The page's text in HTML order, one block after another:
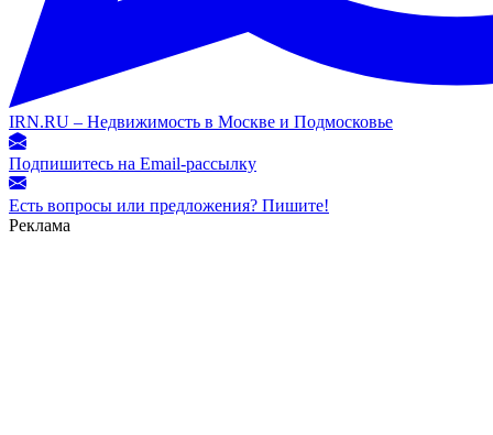
IRN.RU – Недвижимость в Москве и Подмосковье
Подпишитесь на Email-рассылку
Есть вопросы или предложения? Пишите!
Реклама